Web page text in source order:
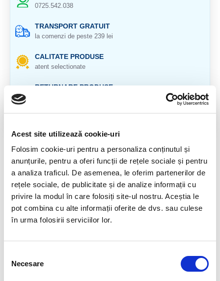
Acest site utilizează cookie-uri
Folosim cookie-uri pentru a personaliza conținutul și
anunțurile, pentru a oferi funcții de rețele sociale și pentru
a analiza traficul. De asemenea, le oferim partenerilor de
rețele sociale, de publicitate și de analize informații cu
privire la modul în care folosiți site-ul nostru. Aceștia le
pot combina cu alte informații oferite de dvs. sau culese
în urma folosirii serviciilor lor.
consimțământului
Necesare
0725.542.038
TRANSPORT GRATUIT
la comenzi de peste 239 lei
CALITATE PRODUSE
atent selectionate
RETURNARE PRODUSE
DESCRIERE PRODUS
Cristal natural 100 %.
Dimensiune : 3cm
Veti primi un produs asemanator cu cele din imagine.
Pozele sunt realizate cu aparat profesionist sub lumina alba.
Culoarea poate diferi usor, in functie de rezolutia ecranului
monitor).